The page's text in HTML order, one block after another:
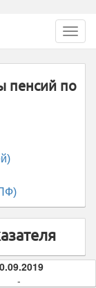
пенсий по
-